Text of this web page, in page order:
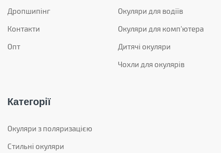
Дропшипінг
Контакти
Опт
Окуляри для водіїв
Окуляри для комп'ютера
Дитячі окуляри
Чохли для окулярів
Категорії
Окуляри з поляризацією
Стильні окуляри